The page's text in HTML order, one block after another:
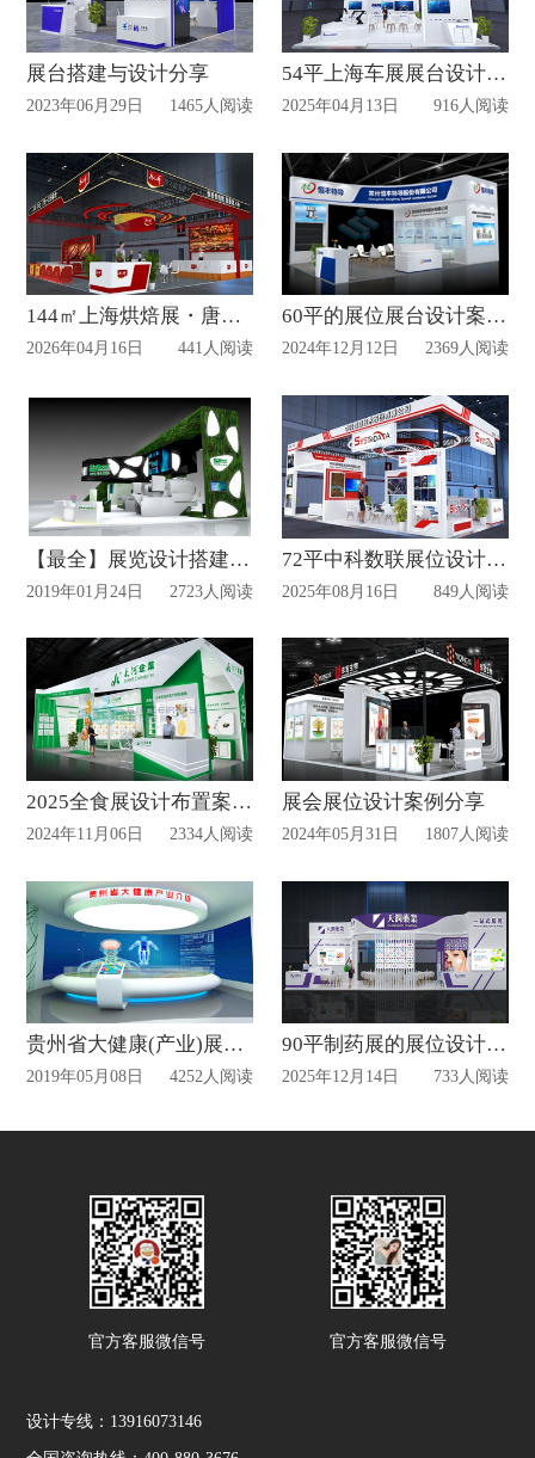
展台搭建与设计分享
2023年06月29日 1465人阅读
54平上海车展展台设计分享
2025年04月13日 916人阅读
144㎡上海烘焙展・唐人神展位设计全案
2026年04月16日 441人阅读
60平的展位展台设计案例赏析
2024年12月12日 2369人阅读
【最全】展览设计搭建合作流程
2019年01月24日 2723人阅读
72平中科数联展位设计搭建案例
2025年08月16日 849人阅读
2025全食展设计布置案例赏析
2024年11月06日 2334人阅读
展会展位设计案例分享
2024年05月31日 1807人阅读
贵州省大健康(产业)展示体验中心馆案例
2019年05月08日 4252人阅读
90平制药展的展位设计效果图赏析
2025年12月14日 733人阅读
官方客服微信号 官方客服微信号
设计专线：13916073146